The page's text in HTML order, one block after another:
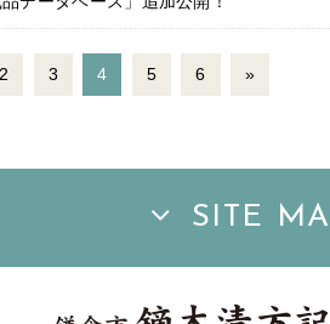
2 3 4 5 6 »
SITE